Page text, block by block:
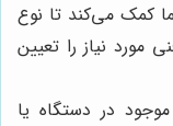
کمک می‌کند تا نوع
مورد نیاز را تعیین
در دستگاه یا